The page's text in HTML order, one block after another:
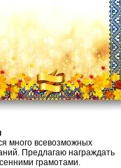
много всевозможных
Предлагаю награждать
грамотами.